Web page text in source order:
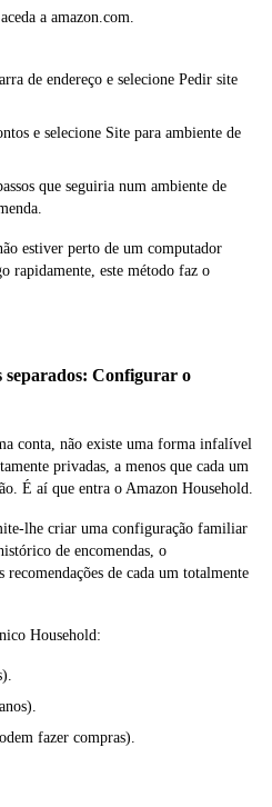
a amazon.com.
de endereço e selecione Pedir site
e selecione Site para ambiente de
que seguiria num ambiente de
estiver perto de um computador
rapidamente, este método faz o
separados: Configurar o
conta, não existe uma forma infalível
privadas, a menos que cada um
É aí que entra o Amazon Household.
lhe criar uma configuração familiar
de encomendas, o
recomendações de cada um totalmente
Household:
fazer compras).